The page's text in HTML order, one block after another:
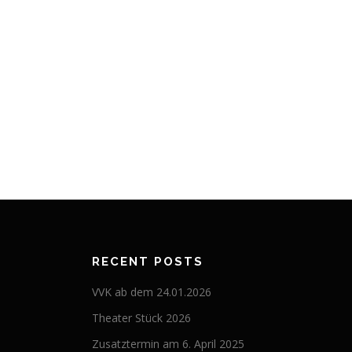
RECENT POSTS
VVK ab dem 24.01.2026
Theater Stück 2026
Zusatztermin am 6. April 2025